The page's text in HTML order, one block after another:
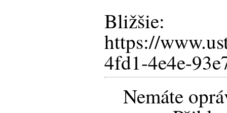
Bližšie:
https://
4fd1-4e4e-
Nemáte